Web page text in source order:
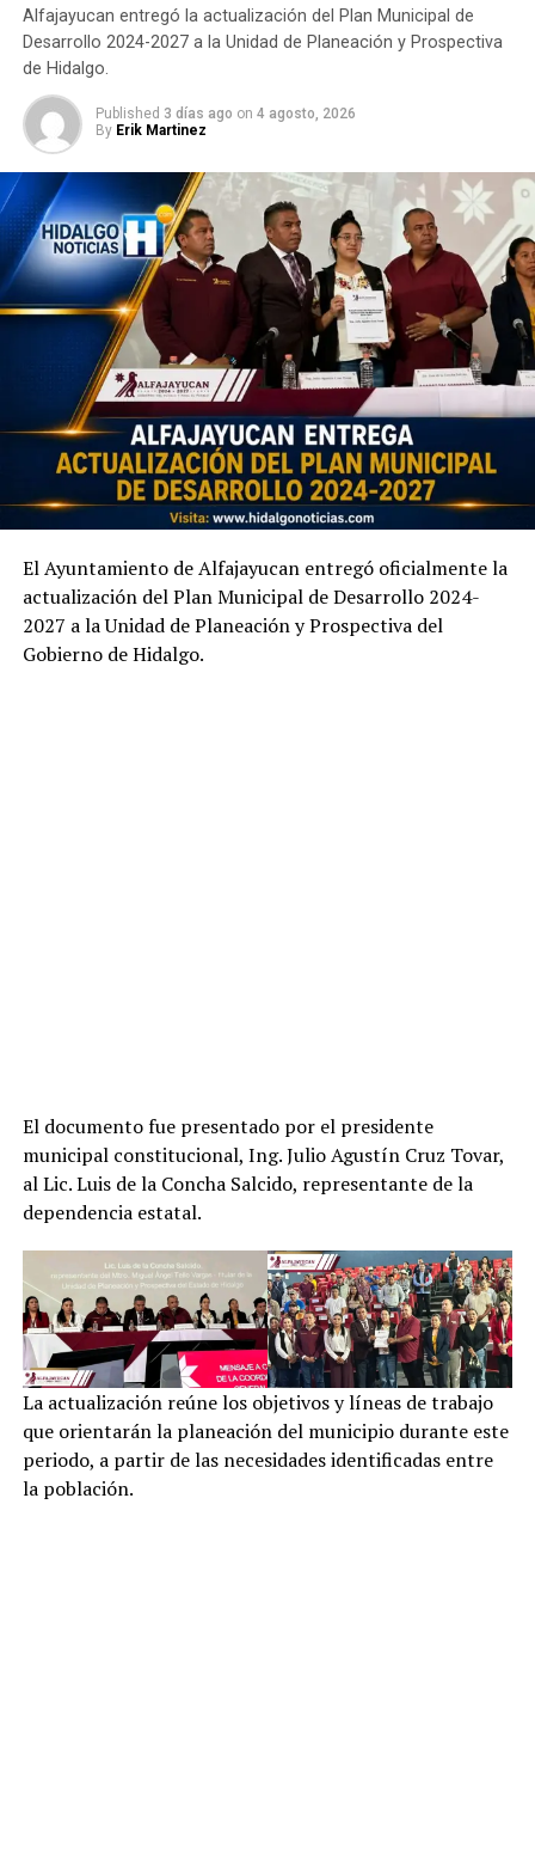
Alfajayucan entregó la actualización del Plan Municipal de
Desarrollo 2024-2027 a la Unidad de Planeación y Prospectiva
de Hidalgo.
Published 3 días ago on 4 agosto, 2026
By Erik Martinez
El Ayuntamiento de Alfajayucan entregó oficialmente la
actualización del Plan Municipal de Desarrollo 2024-
2027 a la Unidad de Planeación y Prospectiva del
Gobierno de Hidalgo.
El documento fue presentado por el presidente
municipal constitucional, Ing. Julio Agustín Cruz Tovar,
al Lic. Luis de la Concha Salcido, representante de la
dependencia estatal.
La actualización reúne los objetivos y líneas de trabajo
que orientarán la planeación del municipio durante este
periodo, a partir de las necesidades identificadas entre
la población.